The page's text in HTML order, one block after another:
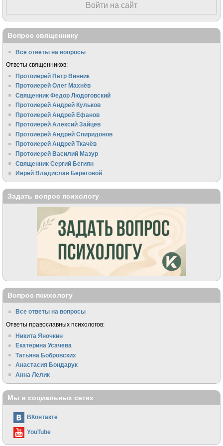
Войти на сайт
Вопрос священнику
Все ответы на вопросы
Ответы священников:
Протоиерей Пётр Винник
Протоиерей Олег Махнёв
Священник Федор Людоговский
Протоиерей Андрей Кульков
Протоиерей Андрей Ефанов
Протоиерей Алексий Зайцев
Протоиерей Андрей Спиридонов
Протоиерей Андрей Ткачёв
Протоиерей Василий Мазур
Священник Сергий Бегиян
Иерей Владислав Береговой
Задать вопрос психологу
Вопрос психологу
Все ответы на вопросы
Ответы православных психологов:
Никита Яночкин
Екатерина Усачева
Татьяна Бобровских
Анастасия Бондарук
Анна Лелик
Мы в социальных сетях
ВКонтакте
YouTube